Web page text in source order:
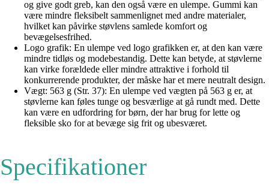
og give godt greb, kan den også være en ulempe. Gummi kan
være mindre fleksibelt sammenlignet med andre materialer,
hvilket kan påvirke støvlens samlede komfort og
bevægelsesfrihed.
Logo grafik: En ulempe ved logo grafikken er, at den kan være
mindre tidløs og modebestandig. Dette kan betyde, at støvlerne
kan virke forældede eller mindre attraktive i forhold til
konkurrerende produkter, der måske har et mere neutralt design.
Vægt: 563 g (Str. 37): En ulempe ved vægten på 563 g er, at
støvlerne kan føles tunge og besværlige at gå rundt med. Dette
kan være en udfordring for børn, der har brug for lette og
fleksible sko for at bevæge sig frit og ubesværet.
Specifikationer